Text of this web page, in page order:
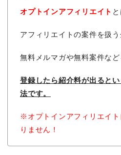
オプトインアフィリエイト
アフィリエイトの案件を扱う
無料メルマガや無料案件な
登録したら紹介料が出るとい
法です。
※オプトインアフィリエイ
りません！